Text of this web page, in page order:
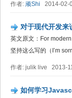
作者: 顽Shi 2014-02-
对于现代开发
英文原文：For
坚持这么写的（I’m
作者: julik live 2013-
如何学习